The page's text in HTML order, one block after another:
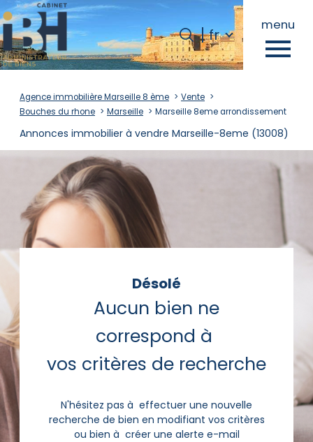
menu
Langue
fr
Accueil 0 Langue
fr
Agence immobilière Marseille 8 ème
Vente
Bouches du rhone
Marseille Marseille 8eme arrondissement
Annonces immobilier à vendre Marseille-8eme (13008)
Désolé
Aucun bien ne
correspond à
vos critères de recherche
N'hésitez pas à effectuer une nouvelle
recherche de bien en modifiant vos critères
ou bien à créer une alerte e-mail